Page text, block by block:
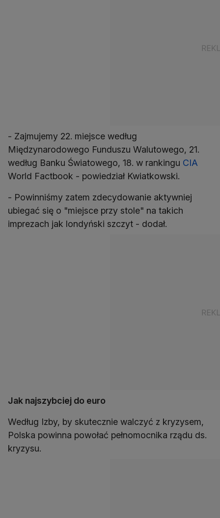
- Zajmujemy 22. miejsce według
Międzynarodowego Funduszu Walutowego, 21.
według Banku Światowego, 18. w rankingu CIA
World Factbook - powiedział Kwiatkowski.
- Powinniśmy zatem zdecydowanie aktywniej
ubiegać się o "miejsce przy stole" na takich
imprezach jak londyński szczyt - dodał.
Jak najszybciej do euro
Według Izby, by skutecznie walczyć z kryzysem,
Polska powinna powołać pełnomocnika rządu ds.
kryzysu.